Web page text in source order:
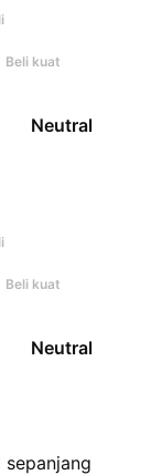
Beli kuat
Neutral
Beli kuat
Neutral